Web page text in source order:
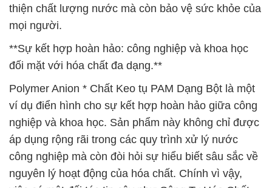
thiện chất lượng nước mà còn bảo vệ sức khỏe của
mọi người.
**Sự kết hợp hoàn hảo: công nghiệp và khoa học
đối mặt với hóa chất đa dạng.**
Polymer Anion * Chất Keo tụ PAM Dạng Bột là một
ví dụ điển hình cho sự kết hợp hoàn hảo giữa công
nghiệp và khoa học. Sản phẩm này không chỉ được
áp dụng rộng rãi trong các quy trình xử lý nước
công nghiệp mà còn đòi hỏi sự hiểu biết sâu sắc về
nguyên lý hoạt động của hóa chất. Chính vì vậy,